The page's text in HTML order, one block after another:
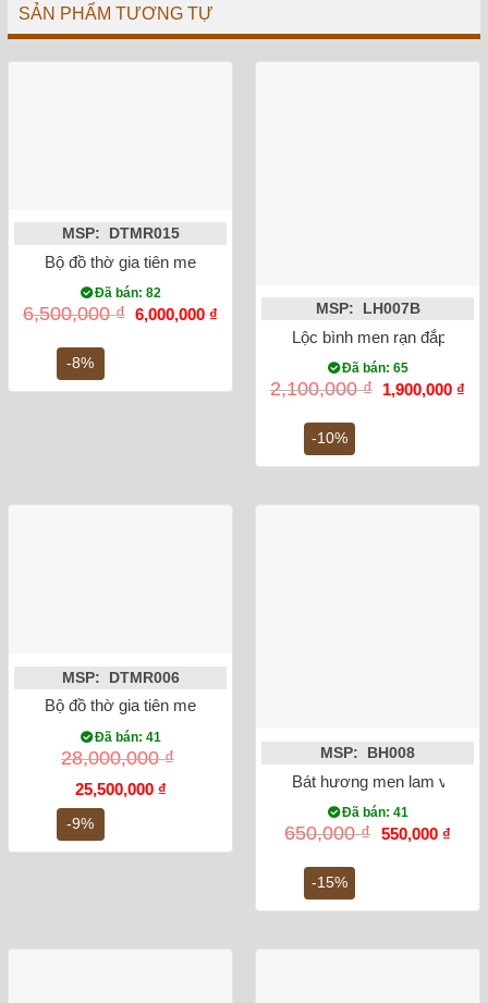
SẢN PHẨM TƯƠNG TỰ
-8%
MSP: DTMR015
Bộ đồ thờ gia tiên men rong vẽ rồng Số 3
Đã bán: 82
6,500,000₫ Giá
gốc
6,000,000 ₫
-10%
MSP: LH007B
Lộc bình men rạn đắp nổi
Đã bán: 65
2,100,000₫
Giá
gốc
1,900,000 ₫
-9%
MSP: DTMR006
Bộ đồ thờ gia tiên men rạn đắp nổi Bát Tràng Số 2
Đã bán: 41
28,000,000₫
Giá
gốc
là:
28,000,000 ₫.
25,500,000 ₫Giá
25,500,000 ₫.
-15%
MSP: BH008
Bát hương men lam vẽ
Đã bán: 41
650,000₫ Giá
550,000 ₫Giá